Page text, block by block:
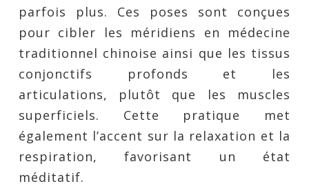
parfois plus. Ces poses sont conçues
pour cibler les méridiens en médecine
traditionnel chinoise ainsi que les tissus
conjonctifs profonds et les
articulations, plutôt que les muscles
superficiels. Cette pratique met
également l’accent sur la relaxation et la
respiration, favorisant un état
méditatif.